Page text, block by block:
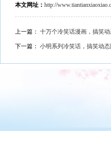
本文网址： http://
上一篇： 十万个冷笑话漫画，搞笑
下一篇： 小明系列冷笑话，搞笑动